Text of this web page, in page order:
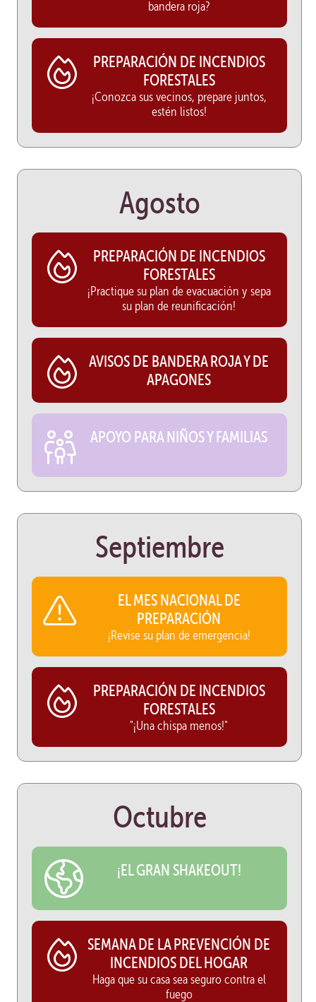
bandera roja?
PREPARACIÓN DE INCENDIOS
FORESTALES
¡Conozca sus vecinos, prepare juntos,
estén listos!
Agosto
PREPARACIÓN DE INCENDIOS
FORESTALES
¡Practique su plan de evacuación y sepa
su plan de reunificación!
AVISOS DE BANDERA ROJA Y DE
APAGONES
APOYO PARA NIÑOS Y FAMILIAS
Septiembre
EL MES NACIONAL DE
PREPARACIÓN
¡Revise su plan de emergencia!
PREPARACIÓN DE INCENDIOS
FORESTALES
"¡Una chispa menos!"
Octubre
¡EL GRAN SHAKEOUT!
SEMANA DE LA PREVENCIÓN DE
INCENDIOS DEL HOGAR
Haga que su casa sea seguro contra el
fuego